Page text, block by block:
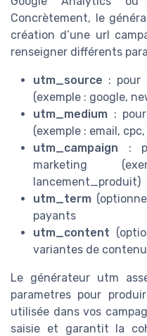
Concrètement, le
création d’une url
renseigner différents
utm_source : pour
(exemple : google,
utm_medium :
(exemple : email,
utm_campaign :
marketing
lancement_produit)
utm_term
payants
utm_content
variantes de
Le générateur utm
parametres pour
utilisée dans vos
saisie et garantit la